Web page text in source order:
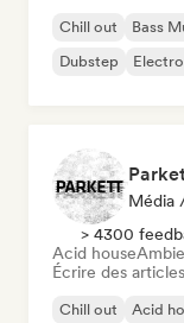
Chill out Bass
Dubstep
Média
> 4300
Acid house
Écrire des articles
Chill out Acid